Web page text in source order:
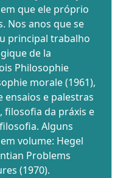
que ele próprio
Nos anos que se
principal trabalho
de la
Philosophie
morale (1961),
ensaios e palestras
da práxis e
Alguns
volume: Hegel
Problems
(1970).